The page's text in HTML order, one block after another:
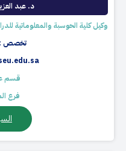
د. عبد
وكيل كلية الحوسبة والمعلوماتية
تخصص
قسم
فرع